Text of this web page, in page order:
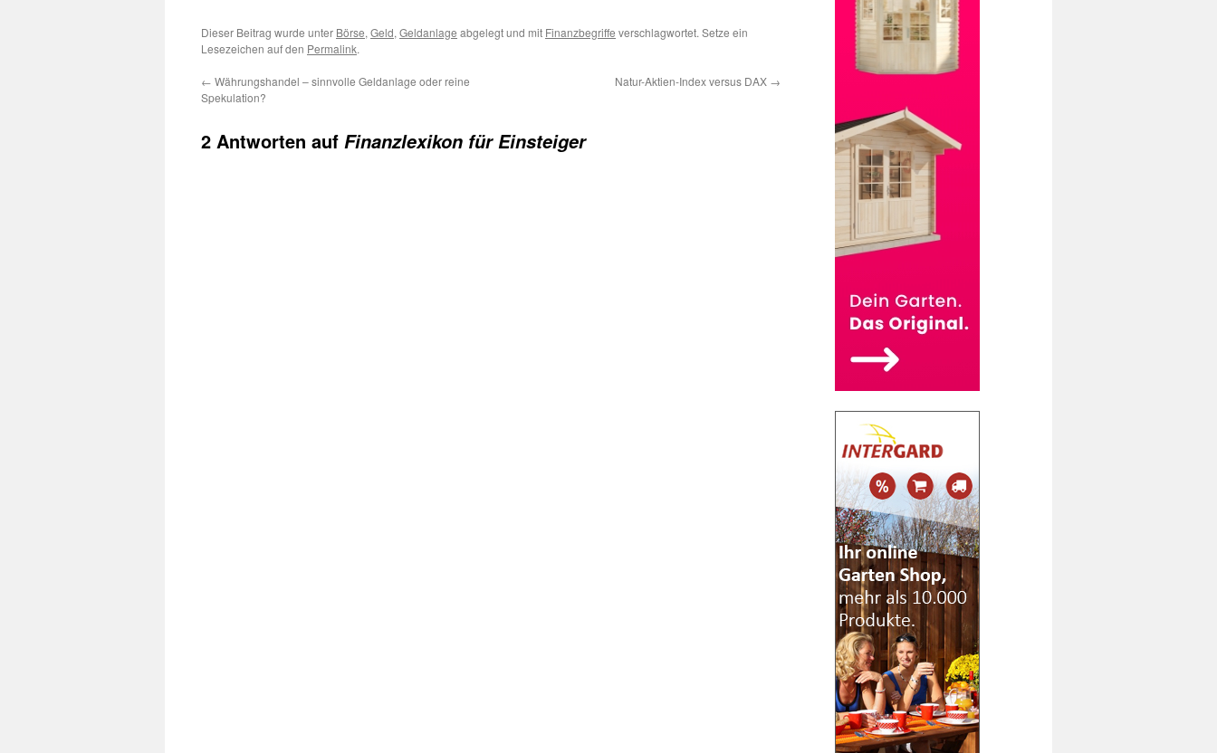
Dieser Beitrag wurde unter Börse, Geld, Geldanlage abgelegt und mit Finanzbegriffe verschlagwortet. Setze ein
Lesezeichen auf den Permalink.
← Währungshandel – sinnvolle Geldanlage oder reine
Spekulation?
Natur-Aktien-Index versus DAX →
2 Antworten auf Finanzlexikon für Einsteiger